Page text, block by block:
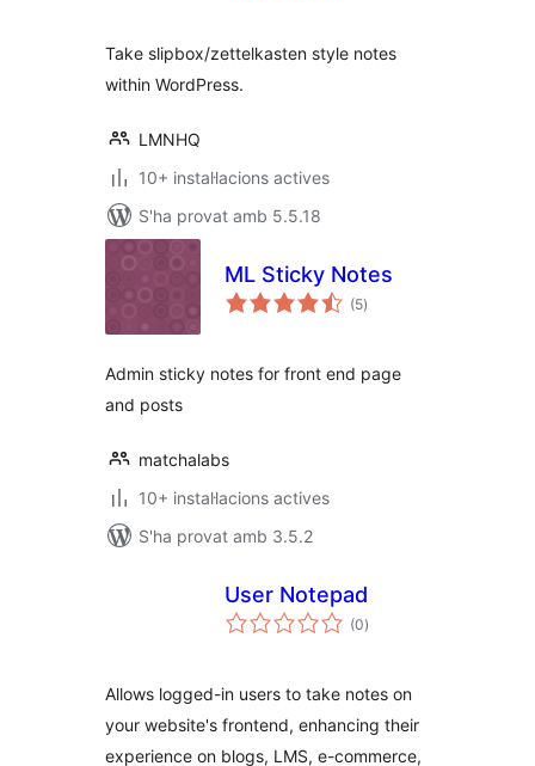
Take slipbox/zettelkasten style notes
within WordPress.
LMNHQ
10+ instal·lacions actives
S'ha provat amb 5.5.18
ML Sticky Notes
(5puntuacions
totals
)
Admin sticky notes for front end page
and posts
matchalabs
10+ instal·lacions actives
S'ha provat amb 3.5.2
User Notepad
(0puntuacions
totals
)
Allows logged-in users to take notes on
your website's frontend, enhancing their
experience on blogs, LMS, e-commerce,